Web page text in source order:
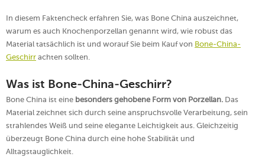
In diesem Faktencheck erfahren Sie, was Bone China auszeichnet,
warum es auch Knochenporzellan genannt wird, wie robust das
Material tatsächlich ist und worauf Sie beim Kauf von Bone-China-
Geschirr achten sollten.
Was ist Bone-China-Geschirr?
Bone China ist eine besonders gehobene Form von Porzellan. Das
Material zeichnet sich durch seine anspruchsvolle Verarbeitung, sein
strahlendes Weiß und seine elegante Leichtigkeit aus. Gleichzeitig
überzeugt Bone China durch eine hohe Stabilität und
Alltagstauglichkeit.